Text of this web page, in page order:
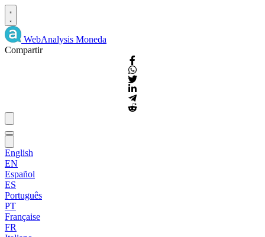
WebAnalysis Moneda
Compartir
English
EN
Español
ES
Português
PT
Française
FR